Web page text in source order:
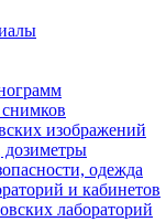
изображений
дозиметры
одежда
и кабинетов
лабораторий